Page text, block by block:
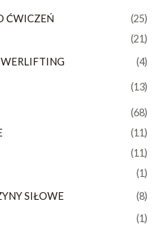
ĆWICZEŃ
(25)
(21)
(4)
(13)
(68)
(11)
(11)
(1)
SIŁOWE
(8)
(1)